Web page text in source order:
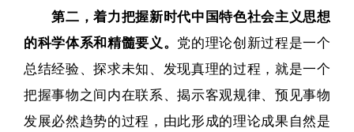
第二，着力把握新时代中国特色社会主义思想
的科学体系和精髓要义。 党的理论创新过程是一个
总结经验、探求未知、发现真理的过程，就是一个
把握事物之间内在联系、揭示客观规律、预见事物
发展必然趋势的过程，由此形成的理论成果自然是